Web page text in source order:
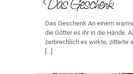
Das Geschenk An einem
die Götter es ihr in die Hände.
zerbrechlich es wirkte, zitterte
[…]